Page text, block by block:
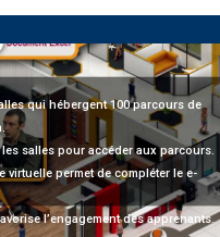
qui hébergent 100 parcours de
salles pour accéder aux parcours.
virtuelle permet de compléter le e-
l’engagement des apprenants.